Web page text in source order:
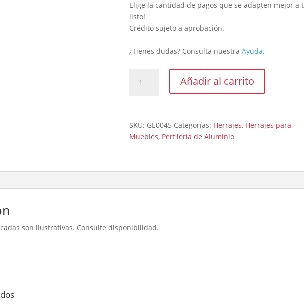
Elige la cantidad de pagos que se adapten mejor a
listo!
Crédito sujeto a aprobación.
¿Tienes dudas? Consulta nuestraAyuda.
Maxi
Ceramico
Añadir al carrito
SKU: GE0045 Categorías: Herrajes, Herrajes para
Muebles, Perfilería de Aluminio
son ilustrativas. Consulte disponibilidad.